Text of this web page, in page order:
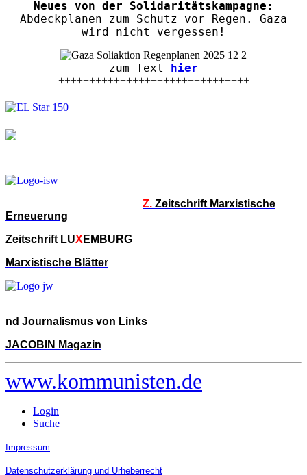
Neues von der Solidaritätskampagne:
Abdeckplanen zum Schutz vor Regen. Gaza
wird nicht vergessen!
zum Text hier
+++++++++++++++++++++++++++++++
Z. Zeitschrift Marxistische
Erneuerung
Zeitschrift LUX EMBURG
Marxistische Blätter
nd Journalismus von Links
JACOBIN Magazin
www.kommunisten.de
Login
Suche
Impressum
Datenschutzerklärung und Urheberrecht